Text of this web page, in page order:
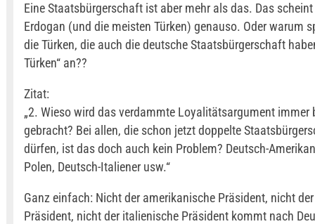
Eine Staatsbürgerschaft ist aber mehr als das. Das
Erdogan (und die meisten Türken) genauso. Oder warum
die Türken, die auch die deutsche Staatsbürgerschaft
Türken“ an??
Zitat:
„2. Wieso wird das verdammte Loyalitätsargument immer
gebracht? Bei allen, die schon jetzt doppelte
dürfen, ist das doch auch kein Problem? Deutsch-
Polen, Deutsch-Italiener usw.“
Ganz einfach: Nicht der amerikanische Präsident, nicht
Präsident, nicht der italienische Präsident kommt nach